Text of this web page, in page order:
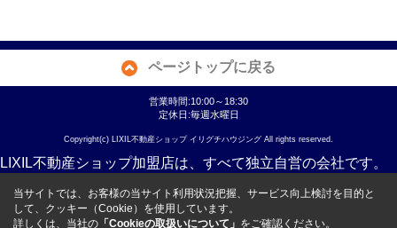
ページトップに戻る
営業時間:10:00～18:30
定休日:毎週水曜日
Copyright(c) LIXIL不動産ショップ イリグチハウジング All rights reserved.
LIXIL不動産ショップ加盟店は、すべて独立自営の会社です。
当サイトでは、お客様の当サイト利用状況把握、サービス向上検討を目的と
して、クッキー（Cookie）を使用しています。
詳しくは、当社の 「Cookieの取扱いについて」 をご確認ください。